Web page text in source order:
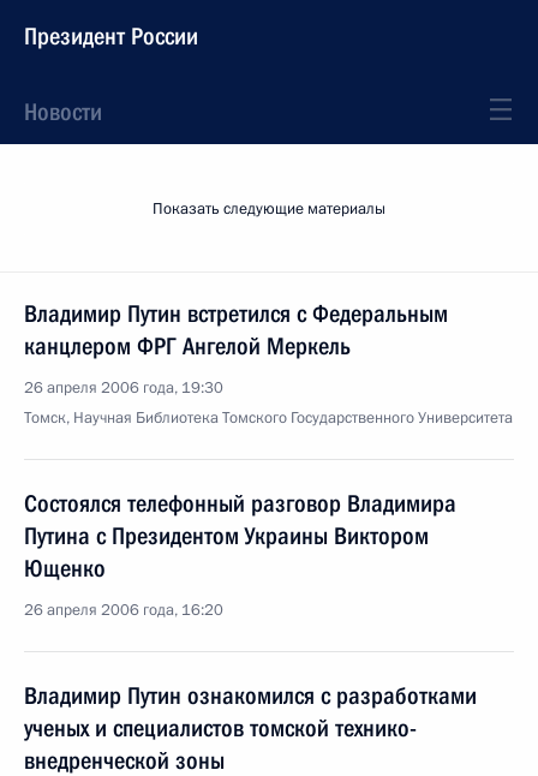
Президент России
Новости
Показать следующие материалы
Владимир Путин встретился с Федеральным
канцлером ФРГ Ангелой Меркель
26 апреля 2006 года, 19:30
Томск, Научная Библиотека Томского Государственного Университета
Состоялся телефонный разговор Владимира
Путина с Президентом Украины Виктором
Ющенко
26 апреля 2006 года, 16:20
Владимир Путин ознакомился с разработками
ученых и специалистов томской технико-
внедренческой зоны